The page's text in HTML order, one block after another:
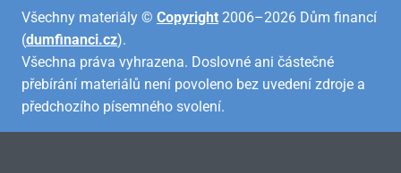
Všechny materiály © Copyright 2006–2026 Dům financí
(dumfinanci.cz).
Všechna práva vyhrazena. Doslovné ani částečné
přebírání materiálů není povoleno bez uvedení zdroje a
předchozího písemného svolení.